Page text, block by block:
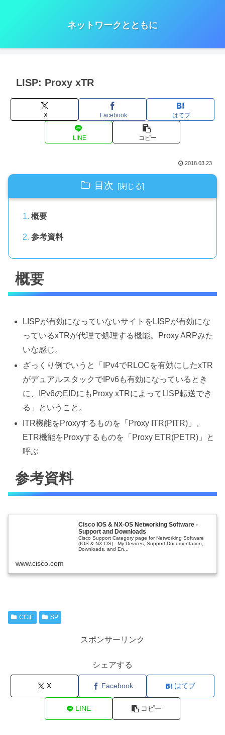
ネットワークとともに
LISP: Proxy xTR
X Facebook はてブ
LINE コピー
2018.03.23
目次
概要
参考資料
概要
LISPが有効になっていないサイトをLISPが有効にな
っているxTRが代理で処理する機能。Proxy ARPみた
いな感じ。
ざっくり例でいうと「IPv4でRLOCを有効にしたxTR
がデュアルスタックでIPv6も有効になっているとき
に、IPv6のEIDにもProxy xTRによってLISP転送でき
る」ということ。
ITR機能をProxyするものを「Proxy ITR(PITR)」、
ETR機能をProxyするものを「Proxy ETR(PETR)」と
呼ぶ
参考資料
Cisco IOS & NX-OS Networking Software -
Support and Downloads
Cisco Support Category page for Networking Software
(IOS & NX-OS) - My Devices, Support Documentation,
Downloads, and En...
www.cisco.com
CCIE SP
スポンサーリンク
シェアする
X Facebook はてブ
LINE コピー